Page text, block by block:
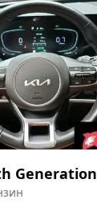
Generation